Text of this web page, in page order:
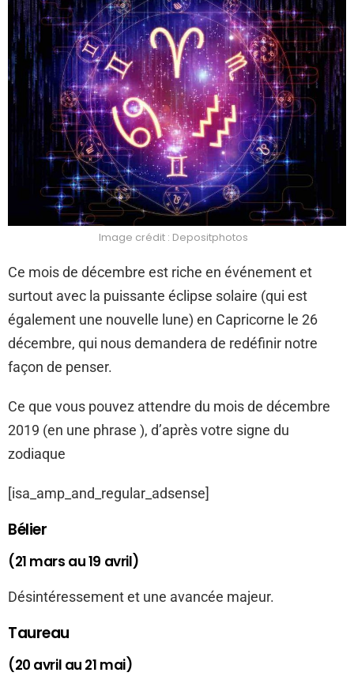
Image crédit : Depositphotos
Ce mois de décembre est riche en événement et
surtout avec la puissante éclipse solaire (qui est
également une nouvelle lune) en Capricorne le 26
décembre, qui nous demandera de redéfinir notre
façon de penser.
Ce que vous pouvez attendre du mois de décembre
2019 (en une phrase ), d’après votre signe du
zodiaque
[isa_amp_and_regular_adsense]
Bélier
(21 mars au 19 avril)
Désintéressement et une avancée majeur.
Taureau
(20 avril au 21 mai)